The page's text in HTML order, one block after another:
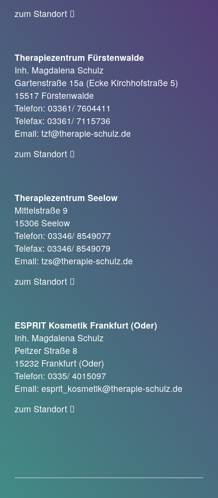
zum Standort
Therapiezentrum Fürstenwalde
Inh. Magdalena Schulz
Gartenstraße 15a (Ecke Kirchhofstraße 5)
15517 Fürstenwalde
Telefon: 03361/ 7604411
Telefax: 03361/ 7115736
Email: tzf@therapie-schulz.de
zum Standort
Therapiezentrum Seelow
Mittelstraße 9
15306 Seelow
Telefon: 03346/ 8549077
Telefax: 03346/ 8549079
Email: tzs@therapie-schulz.de
zum Standort
ESPRIT Kosmetik Frankfurt (Oder)
Inh. Magdalena Schulz
Peitzer Straße 8
15232 Frankfurt (Oder)
Telefon: 0335/ 4015097
Email: esprit_kosmetik@therapie-schulz.de
zum Standort